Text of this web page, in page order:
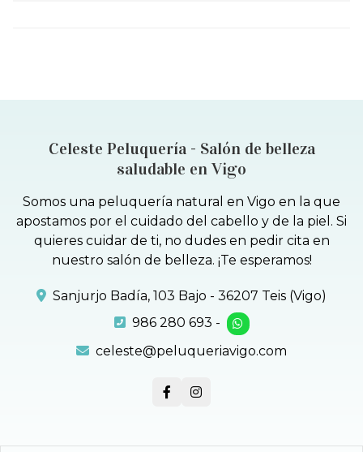
Celeste Peluquería - Salón de belleza
saludable en Vigo
Somos una peluquería natural en Vigo en la que
apostamos por el cuidado del cabello y de la piel. Si
quieres cuidar de ti, no dudes en pedir cita en
nuestro salón de belleza. ¡Te esperamos!
Sanjurjo Badía, 103 Bajo - 36207 Teis (Vigo)
986 280 693 -
celeste@peluqueriavigo.com